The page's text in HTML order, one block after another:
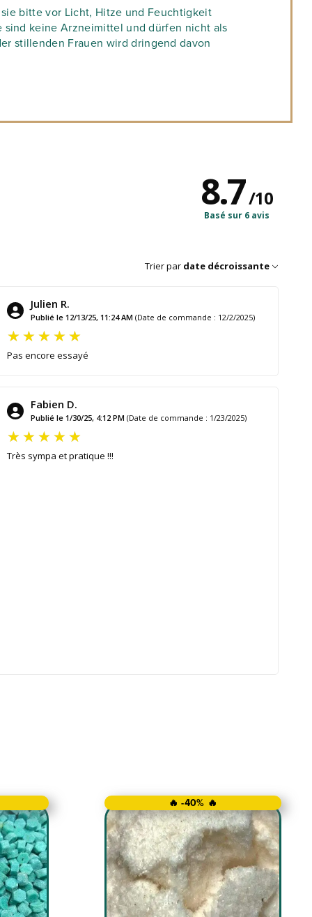
bitte vor Licht, Hitze und Feuchtigkeit
sind keine Arzneimittel und dürfen nicht als
stillenden Frauen wird dringend davon
8.7/10
Basé sur 6 avis
Trier par date décroissante
Julien R.
Publié le 12/13/25, 11:24 AM (Date de commande : 12/2/2025)
Pas encore essayé
Fabien D.
Publié le 1/30/25, 4:12 PM (Date de commande : 1/23/2025)
Très sympa et pratique !!!
🔥 -40% 🔥